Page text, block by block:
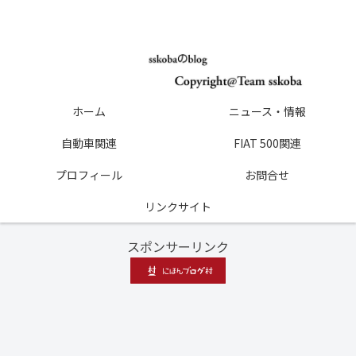
ホーム
ニュース・情報
自動車関連
FIAT 500関連
プロフィール
お問合せ
リンクサイト
スポンサーリンク